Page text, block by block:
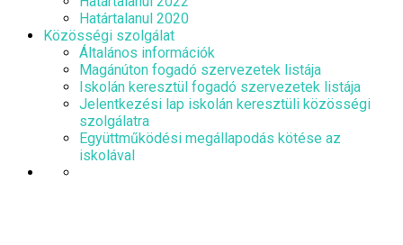
Határtalanul 2020
Közösségi szolgálat
Általános információk
Magánúton fogadó szervezetek listája
Iskolán keresztül fogadó szervezetek listája
Jelentkezési lap iskolán keresztüli közösségi
szolgálatra
Együttműködési megállapodás kötése az
iskolával